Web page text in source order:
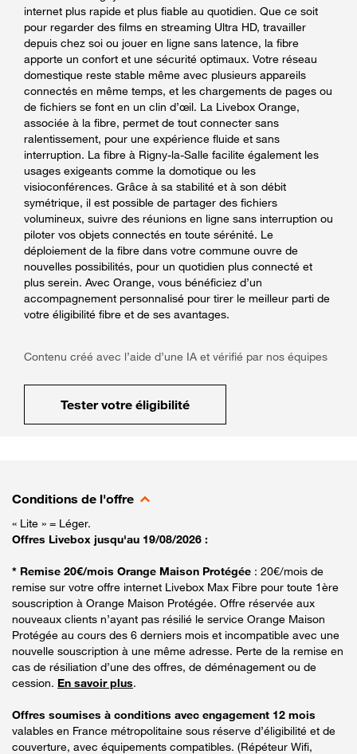
internet plus rapide et plus fiable au quotidien. Que ce soit
pour regarder des films en streaming Ultra HD, travailler
depuis chez soi ou jouer en ligne sans latence, la fibre
apporte un confort et une sécurité optimaux. Votre réseau
domestique reste stable même avec plusieurs appareils
connectés en même temps, et les chargements de pages ou
de fichiers se font en un clin d’œil. La Livebox Orange,
associée à la fibre, permet de tout connecter sans
ralentissement, pour une expérience fluide et sans
interruption. La fibre à Rigny-la-Salle facilite également les
usages exigeants comme la domotique ou les
visioconférences. Grâce à sa stabilité et à son débit
symétrique, il est possible de partager des fichiers
volumineux, suivre des réunions en ligne sans interruption ou
piloter vos objets connectés en toute sérénité. Le
déploiement de la fibre dans votre commune ouvre de
nouvelles possibilités, pour un quotidien plus connecté et
plus serein. Avec Orange, vous bénéficiez d’un
accompagnement personnalisé pour tirer le meilleur parti de
votre éligibilité fibre et de ses avantages.
Contenu créé avec l’aide d’une IA et vérifié par nos équipes
Tester votre éligibilité
Conditions de l'offre
« Lite » = Léger.
Offres Livebox jusqu'au 19/08/2026 :
* Remise 20€/mois Orange Maison Protégée : 20€/mois de
remise sur votre offre internet Livebox Max Fibre pour toute 1ère
souscription à Orange Maison Protégée. Offre réservée aux
nouveaux clients n’ayant pas résilié le service Orange Maison
Protégée au cours des 6 derniers mois et incompatible avec une
nouvelle souscription à une même adresse. Perte de la remise en
cas de résiliation d’une des offres, de déménagement ou de
cession. En savoir plus.
Offres soumises à conditions avec engagement 12 mois
valables en France métropolitaine sous réserve d’éligibilité et de
couverture, avec équipements compatibles. (Répéteur Wifi,